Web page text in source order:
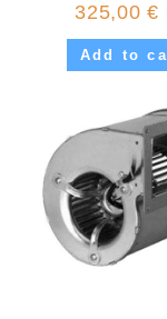
325,00€
Add to